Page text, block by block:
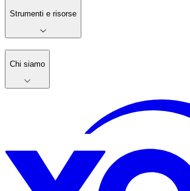
Strumenti e risorse
Chi siamo